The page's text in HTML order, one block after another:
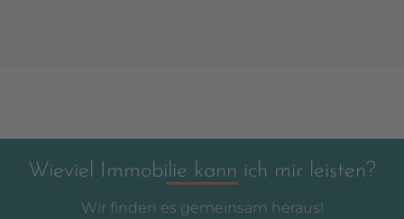
Wieviel Immobilie kann ich mir leisten?
Wir finden es gemeinsam heraus!